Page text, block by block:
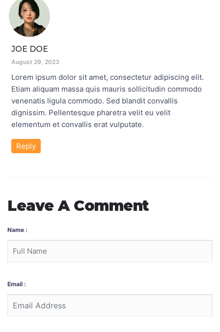
JOE DOE
August 29, 2023
Lorem ipsum dolor sit amet, consectetur adipiscing elit.
Etiam aliquam massa quis mauris sollicitudin commodo
venenatis ligula commodo. Sed blandit convallis
dignissim. Pellentesque pharetra velit eu velit
elementum et convallis erat vulputate.
Reply
Leave A Comment
Name :
Email :